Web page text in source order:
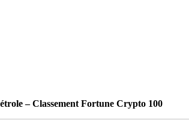
– Classement Fortune Crypto 100